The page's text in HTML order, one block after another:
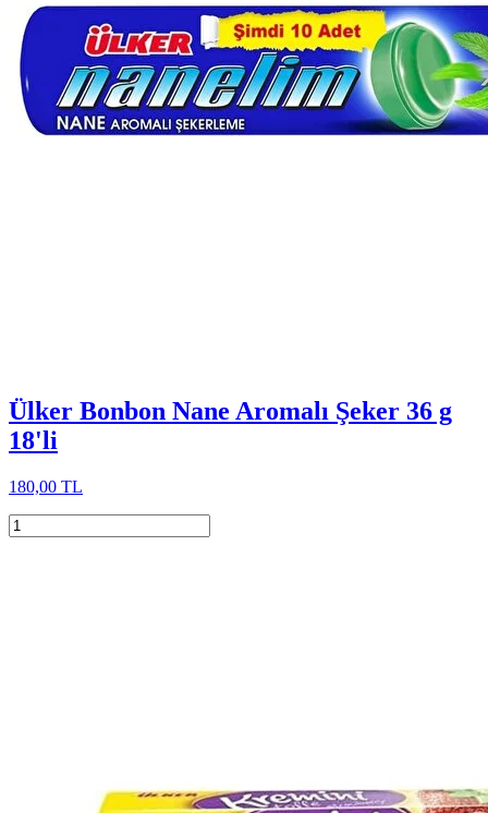
Ülker Bonbon Nane Aromalı Şeker 36 g
18'li
180,00 TL